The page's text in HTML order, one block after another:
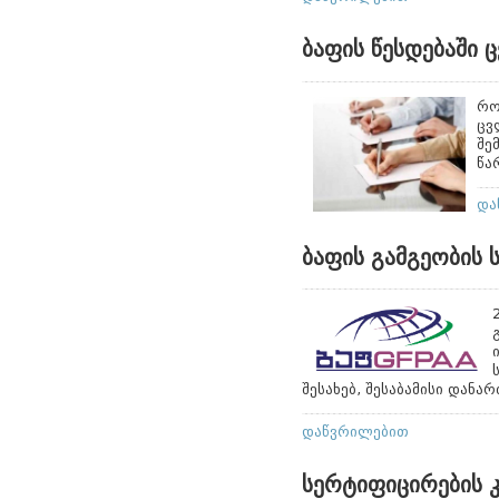
ბაფის წესდებაში
ბაფის გამგეობის
შესახებ, შესაბამისი
დაწვრილებით
სერტიფიცირების